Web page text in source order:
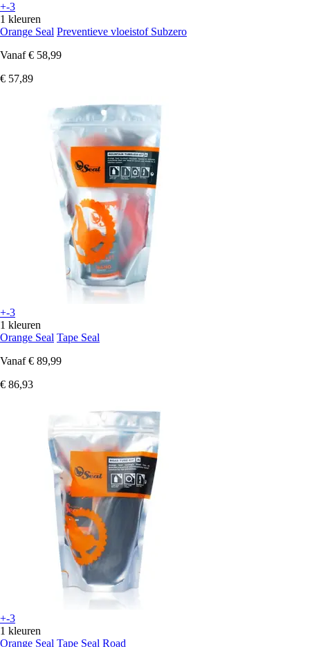
+-3
1 kleuren
Orange Seal Preventieve vloeistof Subzero
Vanaf € 58,99
€ 57,89
+-3
1 kleuren
Orange Seal Tape Seal
Vanaf € 89,99
€ 86,93
+-3
1 kleuren
Orange Seal Tape Seal Road